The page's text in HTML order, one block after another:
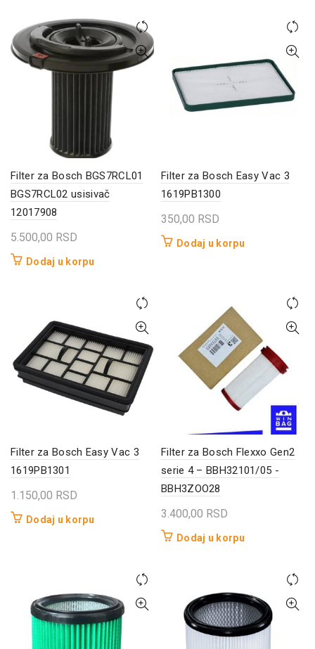
Filter za Bosch BGS7RCL01
BGS7RCL02 usisivač
12017908
5.500,00 RSD
Dodaj u korpu
Filter za Bosch Easy Vac 3
1619PB1300
350,00 RSD
Dodaj u korpu
Filter za Bosch Easy Vac 3
1619PB1301
1.150,00 RSD
Dodaj u korpu
Filter za Bosch Flexxo Gen2
serie 4 – BBH32101/05 -
BBH3ZOO28
3.400,00 RSD
Dodaj u korpu